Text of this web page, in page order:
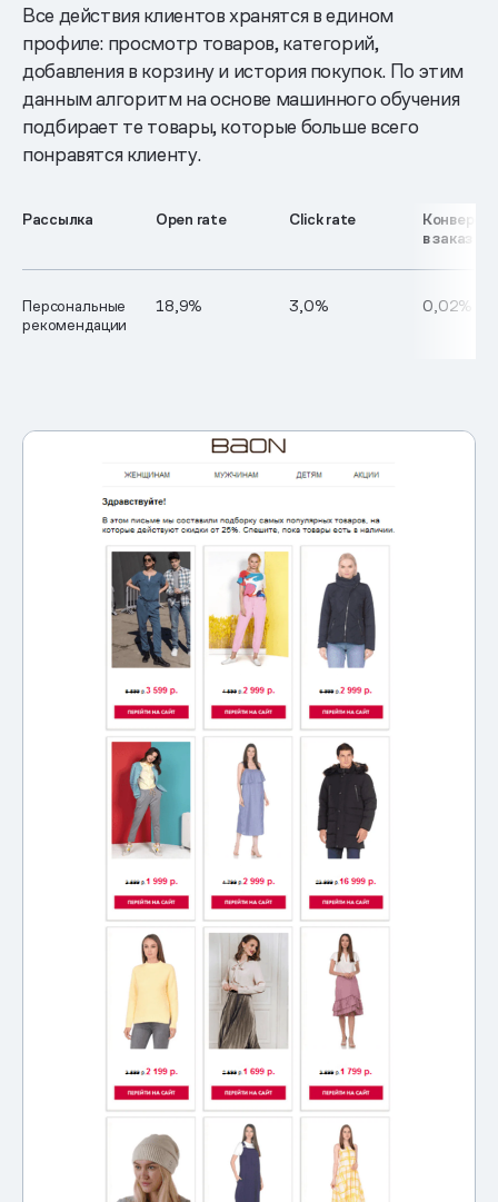
Все действия клиентов хранятся в едином
профиле: просмотр товаров, категорий,
добавления в корзину и история покупок. По этим
данным алгоритм на основе машинного обучения
подбирает те товары, которые больше всего
понравятся клиенту.
Рассылка Open rate Click rate
в заказ
Персональные
рекомендации
18,9% 3,0% 0,02%